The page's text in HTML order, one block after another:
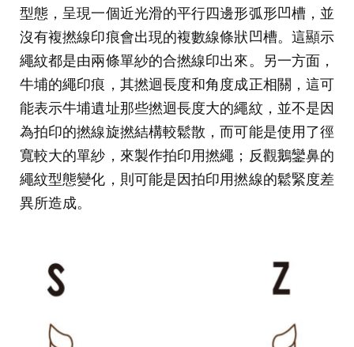
型態，呈現一個近光滑的平行四邊形弧形凹槽，並
沒有複撚線印痕會出現的複數線條狀凹槽。這顯示
繩紋都是由兩條單紗的合撚線印出來。另一方面，
牛埔的繩印痕，其撚迴長度和角度成正相關，這可
能表示牛埔遺址那些撚迴長度大的繩紋，並不是因
為拍印的撚線旋撚結構較鬆散，而可能是使用了徑
寬較大的單紗，來製作拍印用撚繩；反觀鵝鑾鼻的
繩紋型態變化，則可能是因拍印用撚線的鬆緊度差
異所造成。